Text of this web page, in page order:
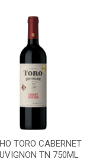
TORO CABERNET
TN 750ML